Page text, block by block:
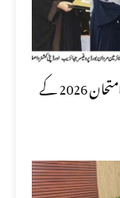
تعلیمی بورڈ مردان نے ایس ایس سی سالانہ اول امتحان 2026 کے